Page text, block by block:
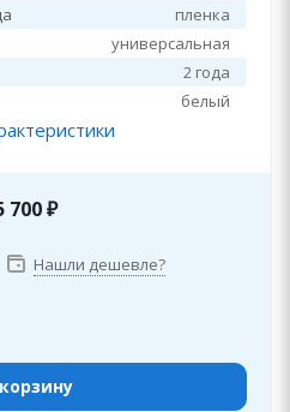
пленка
универсальная
2 года
белый
700₽
Нашли дешевле?